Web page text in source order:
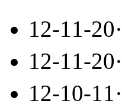
12-11-20·
12-11-20·
12-10-11·